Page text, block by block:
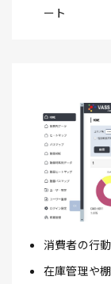
ート
消費者の行
在庫管理や